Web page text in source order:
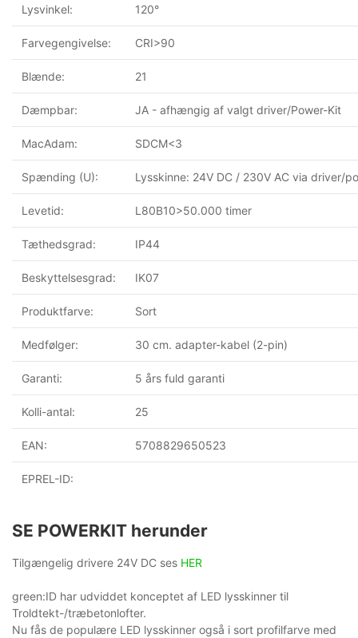
Lysvinkel: 120°
Farvegengivelse: CRI>90
Blænde: 21
Dæmpbar: JA - afhængig af valgt driver/Power-Kit
MacAdam: SDCM<3
Spænding (U): Lysskinne: 24V DC / 230V AC via driver/
Levetid: L80B10>50.000 timer
Tæthedsgrad: IP44
Beskyttelsesgrad: IK07
Produktfarve: Sort
Medfølger: 30 cm. adapter-kabel (2-pin)
Garanti: 5 års fuld garanti
Kolli-antal: 25
EAN: 5708829650523
EPREL-ID:
SE POWERKIT herunder
Tilgængelig drivere 24V DC ses HER
green:ID har udviddet konceptet af LED lysskinner til
Troldtekt-/træbetonlofter.
Nu fås de populære LED lysskinner også i sort profilfarve med